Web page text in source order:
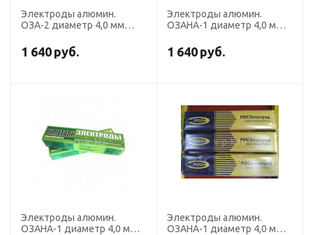
Электроды алюмин.
ОЗА-2 диаметр 4,0 мм
Росэлектрод)
1 640 руб.
Электроды алюмин.
ОЗАНА-1 диаметр 4,0 мм
Риметалк)
1 640 руб.
Электроды алюмин.
ОЗАНА-1 диаметр 4,0 мм
Электроды алюмин.
ОЗАНА-1 диаметр 4,0 мм